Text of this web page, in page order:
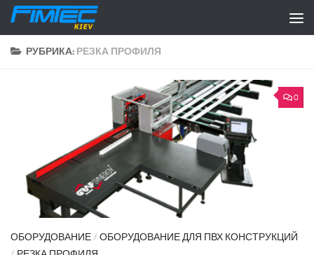
Перейти к содержимому
РУБРИКА: РЕЗКА ПРОФИЛЯ
0
ОБОРУДОВАНИЕ/ ОБОРУДОВАНИЕ ДЛЯ ПВХ КОНСТРУКЦИЙ